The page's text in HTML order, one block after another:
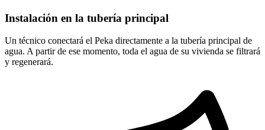
Instalación en la tubería principal
Un técnico conectará el Peka directamente a la tubería principal de
agua. A partir de ese momento, toda el agua de su vivienda se filtrará
y regenerará.